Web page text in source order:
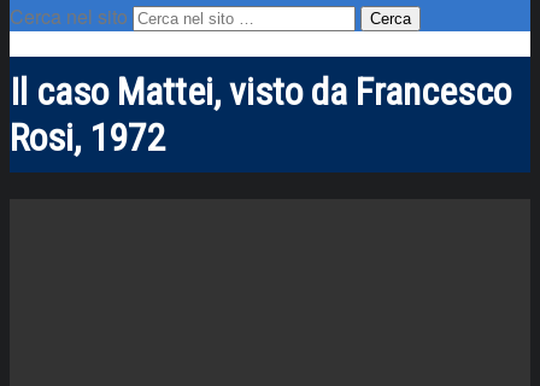
Cerca nel sito
Il caso Mattei, visto da Francesco
Rosi, 1972